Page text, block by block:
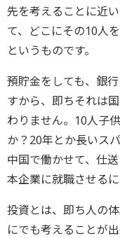
先を考えることに近
て、どこにその10人
というものです。
預貯金をしても、銀
すから、即ちそれは
わりません。10人子
か？20年とか長いス
中国で働かせて、仕
本企業に就職させる
投資とは、即ち人の
にでも考えることが